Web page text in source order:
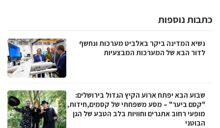
כתבות נוספות
נשיא המדינה ביקר באלביט מערכות ונחשף
לדור הבא של המערכות המבצעיות
שבוע הבא יפתח ארוע הקיץ הגדול בירושלים:
"קסם ביער" – מסע משפחתי של קסמים,חידות,
מופעי רחוב אתגרים וחוויות בלב הטבע של הגן
הבוטני